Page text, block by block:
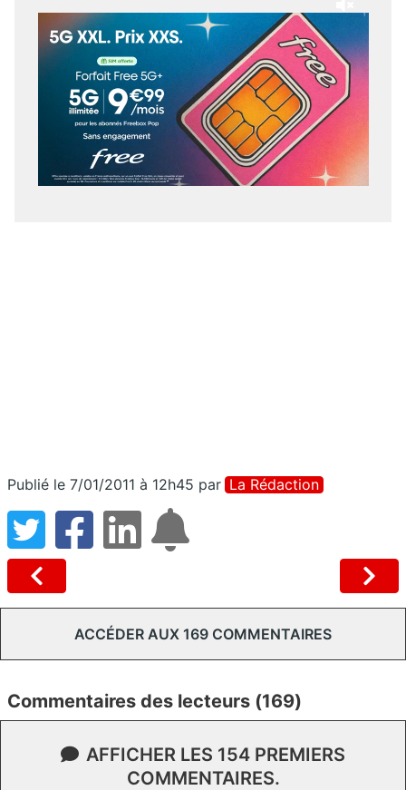
Publié le 7/01/2011 à 12h45 par La Rédaction
ACCÉDER AUX 169 COMMENTAIRES
Commentaires des lecteurs (169)
AFFICHER LES 154 PREMIERS
COMMENTAIRES.